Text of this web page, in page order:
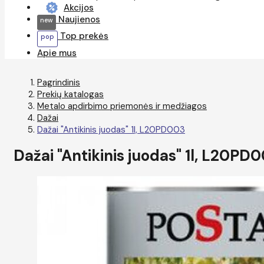
Akcijos
Naujienos
Top prekės
Apie mus
Pagrindinis
Prekių katalogas
Metalo apdirbimo priemonės ir medžiagos
Dažai
Dažai "Antikinis juodas" 1l, L20PD003
Dažai "Antikinis juodas" 1l,